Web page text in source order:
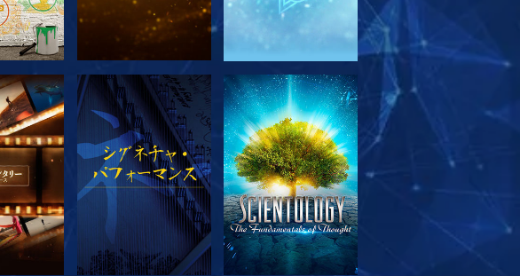
探求 シリーズを探求 観る